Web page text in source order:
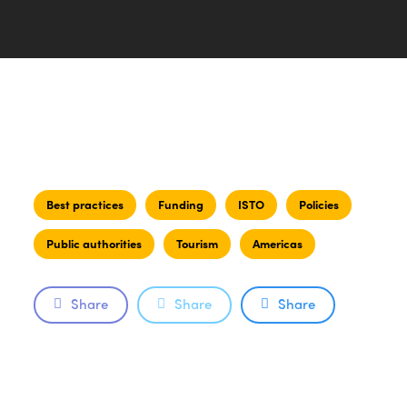
Best practices Funding ISTO Policies
Public authorities Tourism Americas
Share Share Share